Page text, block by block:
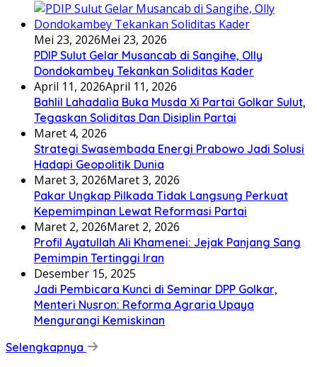
Mei 23, 2026Mei 23, 2026
PDIP Sulut Gelar Musancab di Sangihe, Olly
Dondokambey Tekankan Soliditas Kader
April 11, 2026April 11, 2026
Bahlil Lahadalia Buka Musda Xi Partai Golkar Sulut,
Tegaskan Soliditas Dan Disiplin Partai
Maret 4, 2026
Strategi Swasembada Energi Prabowo Jadi Solusi
Hadapi Geopolitik Dunia
Maret 3, 2026Maret 3, 2026
Pakar Ungkap Pilkada Tidak Langsung Perkuat
Kepemimpinan Lewat Reformasi Partai
Maret 2, 2026Maret 2, 2026
Profil Ayatullah Ali Khamenei: Jejak Panjang Sang
Pemimpin Tertinggi Iran
Desember 15, 2025
Jadi Pembicara Kunci di Seminar DPP Golkar,
Menteri Nusron: Reforma Agraria Upaya
Mengurangi Kemiskinan
Selengkapnya